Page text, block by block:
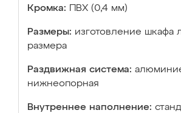
Кромка: ПВХ (0,4 мм)
Размеры: изготовление шкафа
размера
Раздвижная система:
нижнеопорная
Внутреннее наполнение: